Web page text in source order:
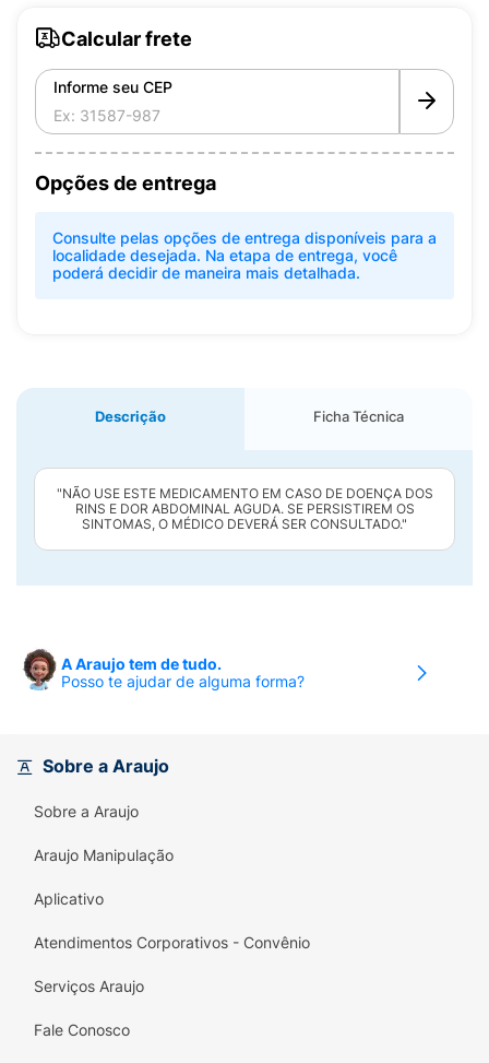
Calcular frete
Informe seu CEP
Opções de entrega
Consulte pelas opções de entrega disponíveis para a
localidade desejada. Na etapa de entrega, você
poderá decidir de maneira mais detalhada.
Descrição Ficha Técnica
"NÃO USE ESTE MEDICAMENTO EM CASO DE DOENÇA DOS
RINS E DOR ABDOMINAL AGUDA. SE PERSISTIREM OS
SINTOMAS, O MÉDICO DEVERÁ SER CONSULTADO."
A Araujo tem de tudo.
Posso te ajudar de alguma forma?
Sobre a Araujo
Sobre a Araujo
Araujo Manipulação
Aplicativo
Atendimentos Corporativos - Convênio
Serviços Araujo
Fale Conosco